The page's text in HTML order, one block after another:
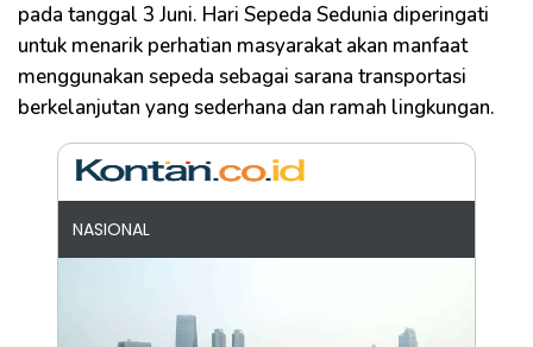
pada tanggal 3 Juni. Hari Sepeda Sedunia diperingati
untuk menarik perhatian masyarakat akan manfaat
menggunakan sepeda sebagai sarana transportasi
berkelanjutan yang sederhana dan ramah lingkungan.
NASIONAL